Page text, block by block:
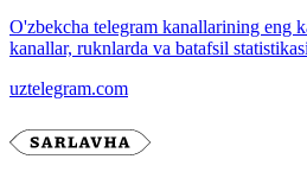
O'zbekcha telegram kanallarining eng
kanallar, ruknlarda va batafsil
uztelegram.com